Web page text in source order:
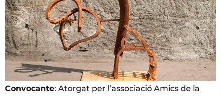
Convocante: Atorgat per l’associació Amics de la